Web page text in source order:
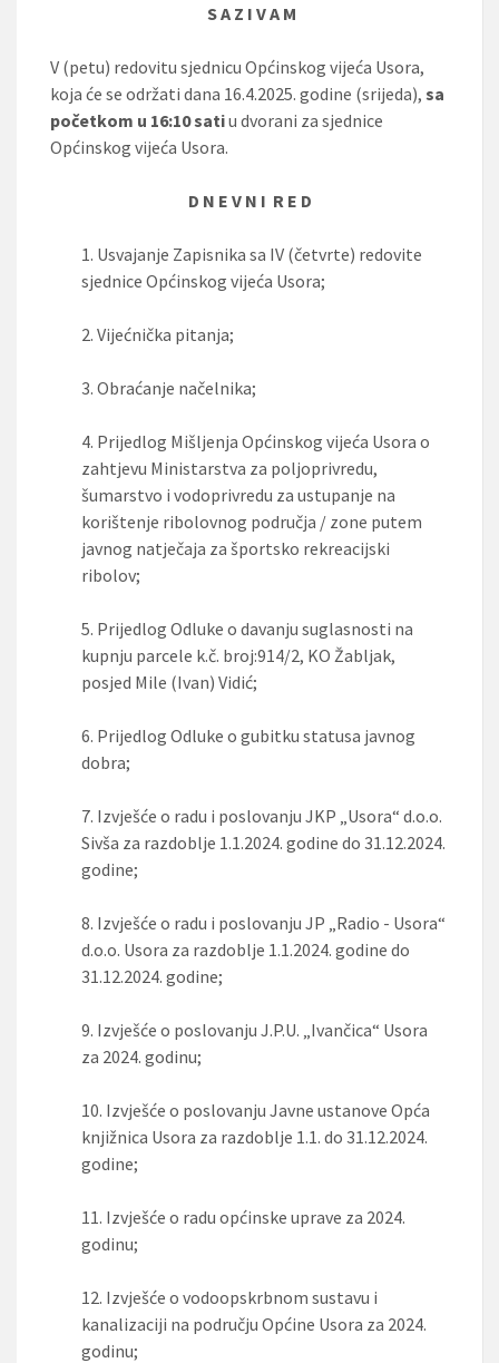
S A Z I V A M
V (petu) redovitu sjednicu Općinskog vijeća Usora,
koja će se održati dana 16.4.2025. godine (srijeda), sa
početkom u 16:10 satiu dvorani za sjednice
Općinskog vijeća Usora.
D N E V N I R E D
1. Usvajanje Zapisnika sa IV (četvrte) redovite
sjednice Općinskog vijeća Usora;
2. Vijećnička pitanja;
3. Obraćanje načelnika;
4. Prijedlog Mišljenja Općinskog vijeća Usora o
zahtjevu Ministarstva za poljoprivredu,
šumarstvo i vodoprivredu za ustupanje na
korištenje ribolovnog područja / zone putem
javnog natječaja za športsko rekreacijski
ribolov;
5. Prijedlog Odluke o davanju suglasnosti na
kupnju parcele k.č. broj:914/2, KO Žabljak,
posjed Mile (Ivan) Vidić;
6. Prijedlog Odluke o gubitku statusa javnog
dobra;
7. Izvješće o radu i poslovanju JKP „Usora“ d.o.o.
Sivša za razdoblje 1.1.2024. godine do 31.12.2024.
godine;
8. Izvješće o radu i poslovanju JP „Radio - Usora“
d.o.o. Usora za razdoblje 1.1.2024. godine do
31.12.2024. godine;
9. Izvješće o poslovanju J.P.U. „Ivančica“ Usora
za 2024. godinu;
10. Izvješće o poslovanju Javne ustanove Opća
knjižnica Usora za razdoblje 1.1. do 31.12.2024.
godine;
11. Izvješće o radu općinske uprave za 2024.
godinu;
12. Izvješće o vodoopskrbnom sustavu i
kanalizaciji na području Općine Usora za 2024.
godinu;